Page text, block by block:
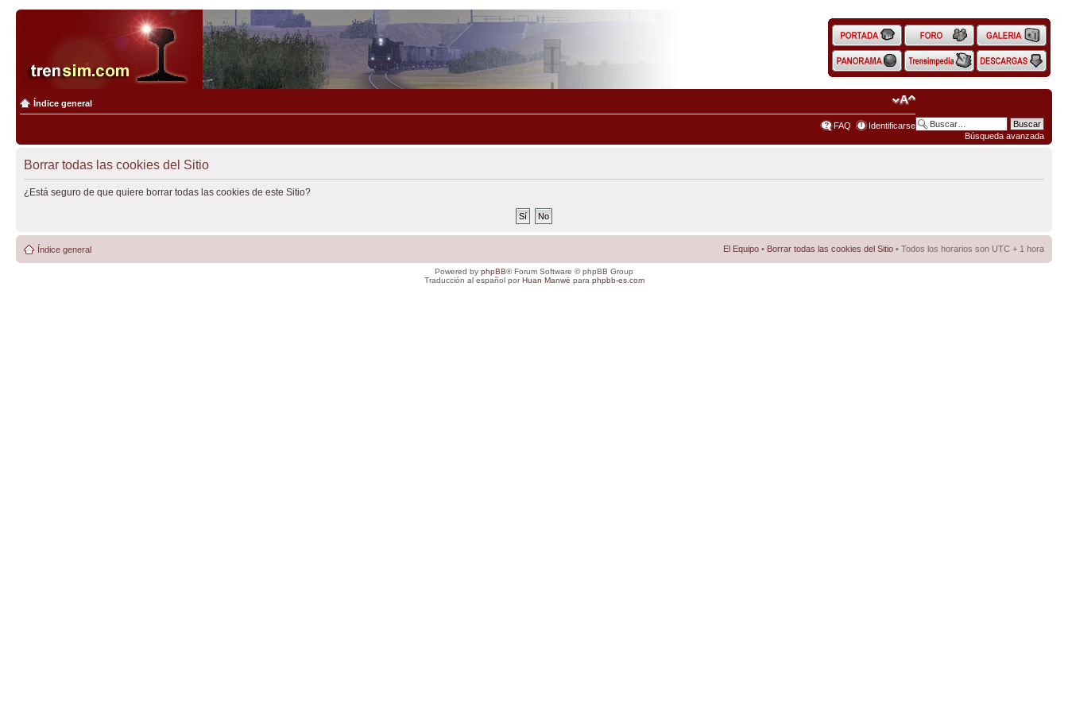
Búsqueda avanzada
Índice general
FAQ Identificarse
Borrar todas las cookies del Sitio
¿Está seguro de que quiere borrar todas las cookies de este Sitio?
Índice general El Equipo • Borrar todas las cookies del Sitio • Todos los horarios son UTC + 1 hora
Powered by phpBB® Forum Software © phpBB Group
Traducción al español porHuan Manwë para phpbb-es.com